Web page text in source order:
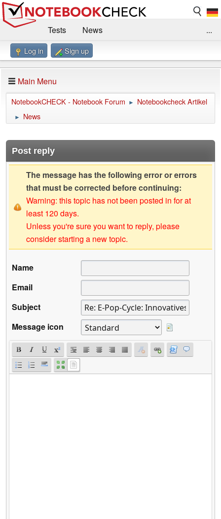
Tests
News
Benchmarks / Technik
Forum
Impressum
...
Log in Sign up
Main Menu
NotebookCHECK - Notebook Forum ► Notebookcheck Artikel
► News
Post reply
The message has the following error or errors
that must be corrected before continuing:
Warning: this topic has not been posted in for at
least 120 days.
Unless you're sure you want to reply, please
consider starting a new topic.
Name
Email
Subject
Message icon